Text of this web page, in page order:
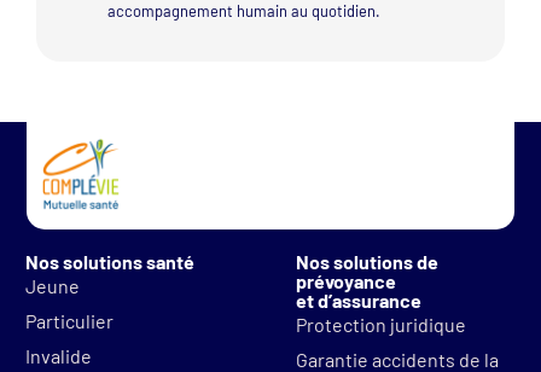
accompagnement humain au quotidien.
Nos solutions santé
Jeune
Particulier
Invalide
Nos solutions de
prévoyance
et d’assurance
Protection juridique
Garantie accidents de la